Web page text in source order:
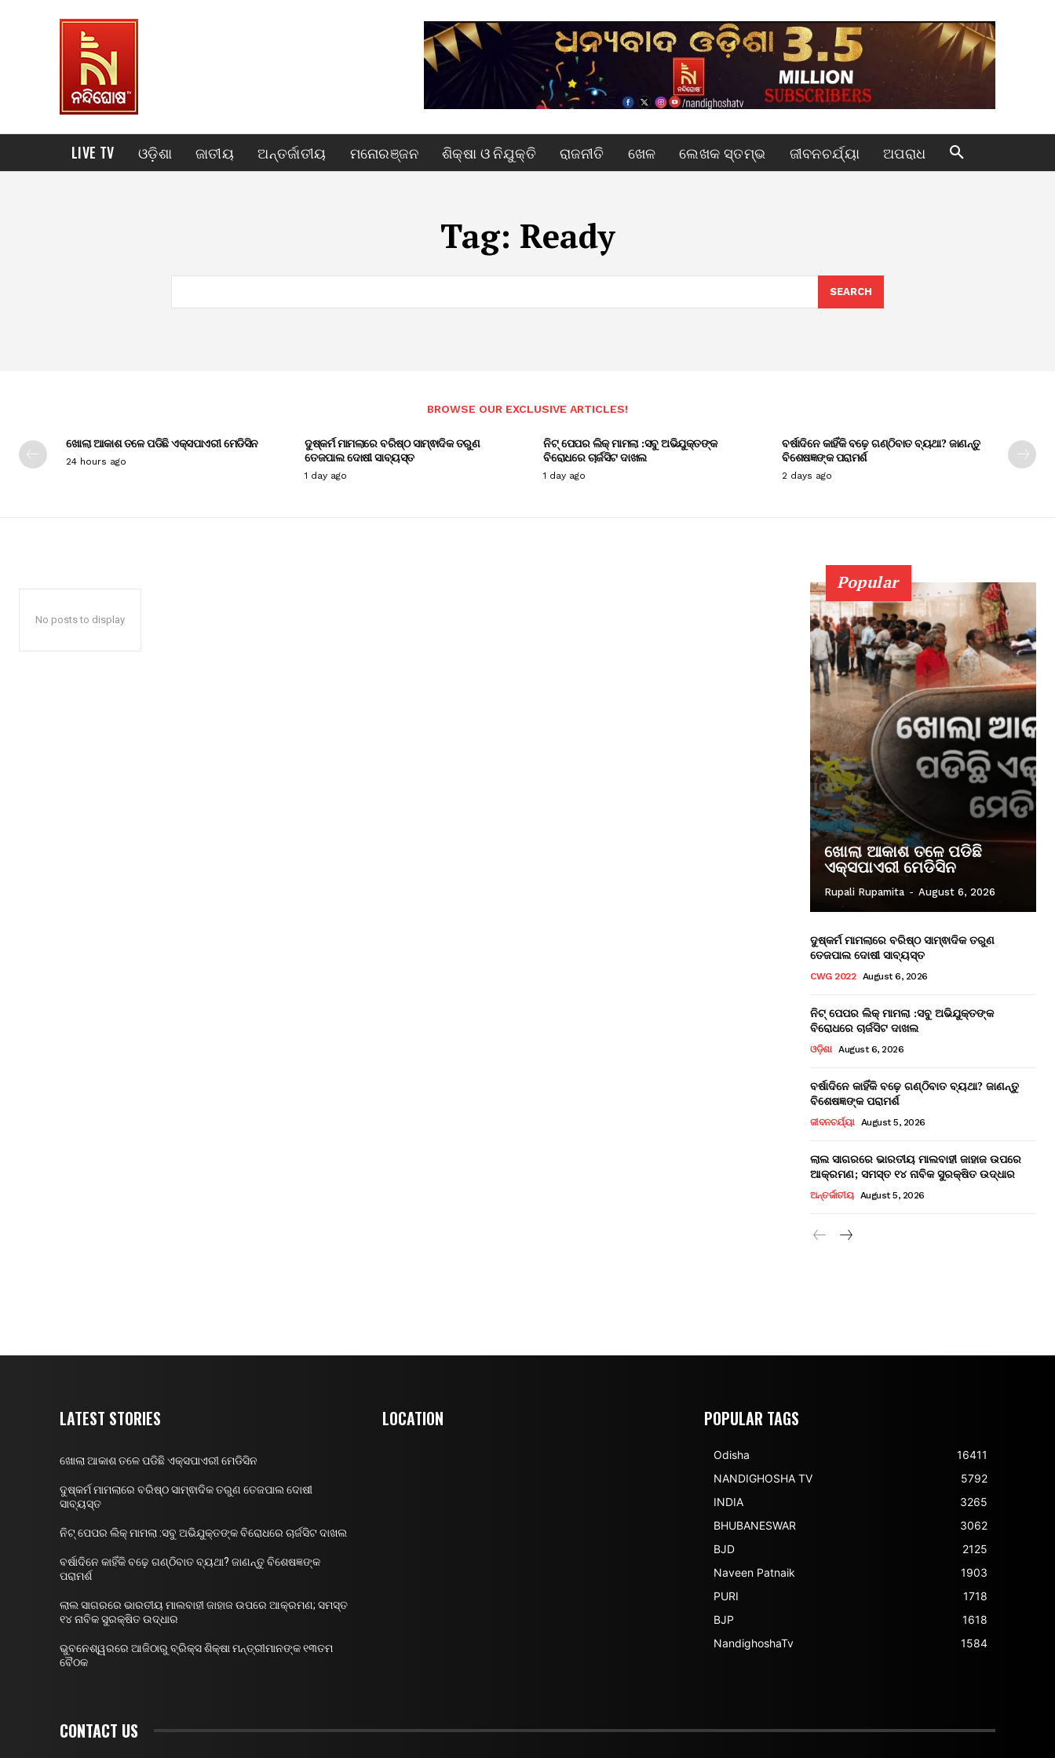
LIVE TV ଓଡ଼ିଶା ଜାତୀୟ ଅନ୍ତର୍ଜାତୀୟ ମନୋରଞ୍ଜନ ଶିକ୍ଷା ଓ ନିଯୁକ୍ତି ରାଜନୀତି ଖେଳ ଲେଖକ ସ୍ତମ୍ଭ ଜୀବନଚର୍ଯ୍ୟା ଅପରାଧ
Tag: Ready
SEARCH
BROWSE OUR EXCLUSIVE ARTICLES!
ଖୋଲା ଆକାଶ ତଳେ ପଡିଛି ଏକ୍ସପାଏରୀ ମେଡିସିନ
24 hours ago
ଦୁଷ୍କର୍ମ ମାମଲାରେ ବରିଷ୍ଠ ସାମ୍ଵାଦିକ ତରୁଣ
ତେଜପାଲ ଦୋଷୀ ସାବ୍ୟସ୍ତ
1 day ago
ନିଟ୍ ପେପର ଲିକ୍ ମାମଲା :ସବୁ ଅଭିଯୁକ୍ତଙ୍କ
ବିରୋଧରେ ଚାର୍ଜସିଟ ଦାଖଲ
1 day ago
ବର୍ଷାଦିନେ କାହିଁକି ବଢ଼େ ଗଣ୍ଠିବାତ ବ୍ୟଥା? ଜାଣନ୍ତୁ
ବିଶେଷଜ୍ଞଙ୍କ ପରାମର୍ଶ
2 days ago
No posts to display
Popular
ଖୋଲା ଆକାଶ ତଳେ ପଡିଛି
ଏକ୍ସପାଏରୀ ମେଡିସିନ
Rupali Rupamita - August 6, 2026
ଦୁଷ୍କର୍ମ ମାମଲାରେ ବରିଷ୍ଠ ସାମ୍ଵାଦିକ ତରୁଣ
ତେଜପାଲ ଦୋଷୀ ସାବ୍ୟସ୍ତ
CWG 2022 August 6, 2026
ନିଟ୍ ପେପର ଲିକ୍ ମାମଲା :ସବୁ ଅଭିଯୁକ୍ତଙ୍କ
ବିରୋଧରେ ଚାର୍ଜସିଟ ଦାଖଲ
ଓଡ଼ିଶା August 6, 2026
ବର୍ଷାଦିନେ କାହିଁକି ବଢ଼େ ଗଣ୍ଠିବାତ ବ୍ୟଥା? ଜାଣନ୍ତୁ
ବିଶେଷଜ୍ଞଙ୍କ ପରାମର୍ଶ
ଜୀବନଚର୍ଯ୍ୟା August 5, 2026
ଲାଲ ସାଗରରେ ଭାରତୀୟ ମାଲବାହୀ ଜାହାଜ ଉପରେ
ଆକ୍ରମଣ; ସମସ୍ତ ୧୪ ନାବିକ ସୁରକ୍ଷିତ ଉଦ୍ଧାର
ଅନ୍ତର୍ଜାତୀୟ August 5, 2026
LATEST STORIES
ଖୋଲା ଆକାଶ ତଳେ ପଡିଛି ଏକ୍ସପାଏରୀ ମେଡିସିନ
ଦୁଷ୍କର୍ମ ମାମଲାରେ ବରିଷ୍ଠ ସାମ୍ଵାଦିକ ତରୁଣ ତେଜପାଲ ଦୋଷୀ
ସାବ୍ୟସ୍ତ
ନିଟ୍ ପେପର ଲିକ୍ ମାମଲା :ସବୁ ଅଭିଯୁକ୍ତଙ୍କ ବିରୋଧରେ ଚାର୍ଜସିଟ ଦାଖଲ
ବର୍ଷାଦିନେ କାହିଁକି ବଢ଼େ ଗଣ୍ଠିବାତ ବ୍ୟଥା? ଜାଣନ୍ତୁ ବିଶେଷଜ୍ଞଙ୍କ
ପରାମର୍ଶ
ଲାଲ ସାଗରରେ ଭାରତୀୟ ମାଲବାହୀ ଜାହାଜ ଉପରେ ଆକ୍ରମଣ; ସମସ୍ତ
୧୪ ନାବିକ ସୁରକ୍ଷିତ ଉଦ୍ଧାର
ଭୁବନେଶ୍ୱରରେ ଆଜିଠାରୁ ବ୍ରିକ୍ସ ଶିକ୍ଷା ମନ୍ତ୍ରୀମାନଙ୍କ ୧୩ତମ
ବୈଠକ
LOCATION POPULAR TAGS
Odisha
16411
NANDIGHOSHA TV
5792
INDIA
3265
BHUBANESWAR
3062
BJD
2125
Naveen Patnaik
1903
PURI
1718
BJP
1618
NandighoshaTv
1584
CONTACT US